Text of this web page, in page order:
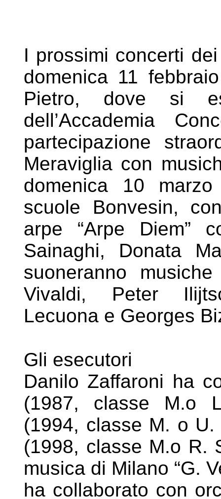
I prossimi concerti
domenica 11
Pietro, dove si
dell’Accademia
partecipazione
Meraviglia con
domenica 10
scuole Bonvesin,
arpe “Arpe Diem”
Sainaghi, Donata
suoneranno
Vivaldi, Peter
Lecuona e Georges
Gli esecutori
Danilo Zaffaroni ha
(1987, classe M.o
(1994, classe M. o U.
(1998, classe M.o R.
musica di Milano “G.
ha collaborato con